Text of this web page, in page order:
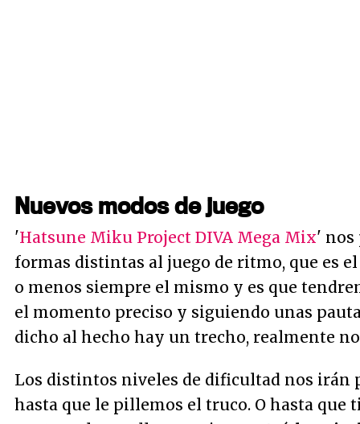
Nuevos modos de juego
'Hatsune Miku Project DIVA Mega Mix' nos
formas distintas al juego de ritmo, que es
o menos siempre el mismo y es que
el momento preciso y siguiendo unas
dicho al hecho hay un trecho, realmente
Los distintos niveles de dificultad nos irán
hasta que le pillemos el truco. O hasta que